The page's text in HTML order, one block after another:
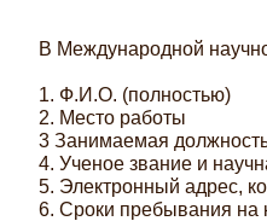
В Международной
1. Ф.И.О. (полностью)
2. Место работы
3 Занимаемая
4. Ученое звание и
5. Электронный адрес,
6. Сроки пребывания на